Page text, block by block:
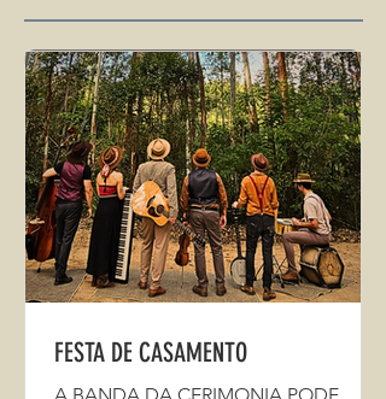
ENVIAR
FESTA DE CASAMENTO